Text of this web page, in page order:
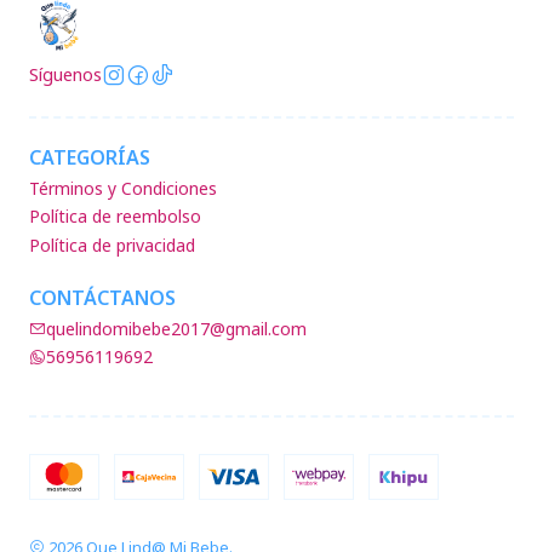
Síguenos
CATEGORÍAS
Términos y Condiciones
Política de reembolso
Política de privacidad
CONTÁCTANOS
quelindomibebe2017@gmail.com
56956119692
2026 Que Lind@ Mi Bebe.